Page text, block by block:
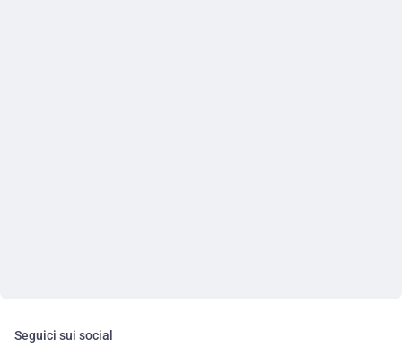
Seguici sui social